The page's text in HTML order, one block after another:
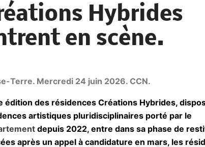
Hybrides
en scène.
Terre. Mercredi 24 juin 2026. CCN.
édition des résidences Créations Hybrides,
artistiques pluridisciplinaires porté par le
depuis 2022, entre dans sa phase de
après un appel à candidature en mars, les